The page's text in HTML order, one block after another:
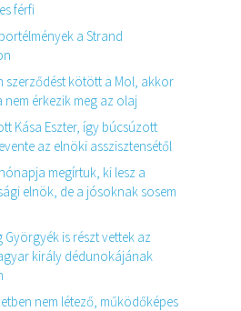
férfi
a Strand
szerződést kötött a Mol, akkor
nem érkezik meg az olaj
Kása Eszter, így búcsúzott
az elnöki asszisztensétől
megírtuk, ki lesz a
elnök, de a jósoknak sosem
Györgyék is részt vettek az
király dédunokájának
nem létező, működőképes